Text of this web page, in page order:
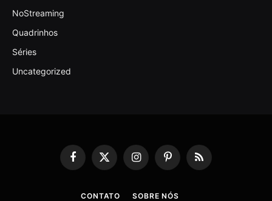
NoStreaming
Quadrinhos
Séries
Uncategorized
Facebook
X
InstagramPinterestRSS
CONTATO SOBRE NÓS